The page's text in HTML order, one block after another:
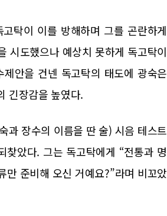
탁이 이를 방해하며 그를 곤란하게
시도했으나 예상치 못하게 독고탁이
안을 건넨 독고탁의 태도에 광숙은
긴장감을 높였다.
과 장수의 이름을 딴 술) 시음 테스트
았다. 그는 독고탁에게 “전통과 명
준비해 오신 거예요?”라며 비꼬았